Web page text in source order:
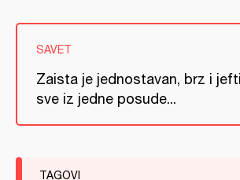
SAVET
Zaista je jednostavan, brz i
sve iz jedne posude...
TAGOVI